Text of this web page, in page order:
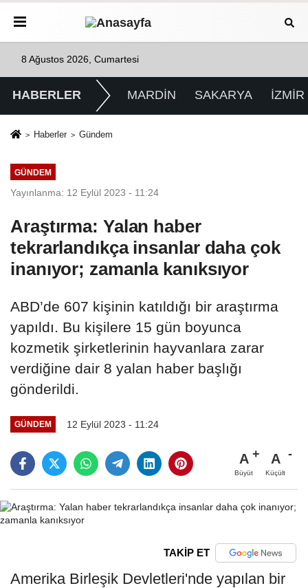
8 Ağustos 2026, Cumartesi
HABERLER MARDİN SAKARYA İZMİR
Haberler Gündem
GÜNDEM
Yayınlanma: 12 Eylül 2023 - 11:24
Araştırma: Yalan haber
tekrarlandıkça insanlar daha çok
inanıyor; zamanla kanıksıyor
ABD’de 607 kişinin katıldığı bir araştırma
yapıldı. Bu kişilere 15 gün boyunca
kozmetik şirketlerinin hayvanlara zarar
verdiğine dair 8 yalan haber başlığı
gönderildi.
GÜNDEM 12 Eylül 2023 - 11:24
A
Büyüt
A
Küçült
TAKİP ET
Amerika Birleşik Devletleri'nde yapılan bir